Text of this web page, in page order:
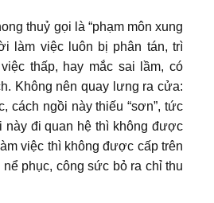
thuỷ gọi là “phạm môn xung
làm việc luôn bị phân tán, trì
thấp, hay mắc sai lầm, có
Không nên quay lưng ra cửa:
cách ngồi này thiếu “sơn”, tức
này đi quan hệ thì không được
việc thì không được cấp trên
phục, công sức bỏ ra chỉ thu